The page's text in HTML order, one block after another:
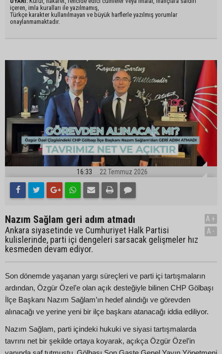
içeren, imla kuralları ile yazılmamış,
Türkçe karakter kullanılmayan ve büyük harflerle yazılmış yorumlar
onaylanmamaktadır.
16:33 22 Temmuz 2026
Nazım Sağlam geri adım atmadı
Ankara siyasetinde ve Cumhuriyet Halk Partisi
kulislerinde, parti içi dengeleri sarsacak gelişmeler hız
kesmeden devam ediyor.
A+
A-
Son dönemde yaşanan yargı süreçleri ve parti içi tartışmaların
ardından, Özgür Özel’e olan açık desteğiyle bilinen CHP Gölbaşı
İlçe Başkanı Nazım Sağlam’ın hedef alındığı ve görevden
alınacağı ve yerine yeni bir ilçe başkanı atanacağı iddia ediliyor.
Nazım Sağlam, parti içindeki hukuki ve siyasi tartışmalarda
tavrını net bir şekilde ortaya koyarak, açıkça Özgür Özel’in